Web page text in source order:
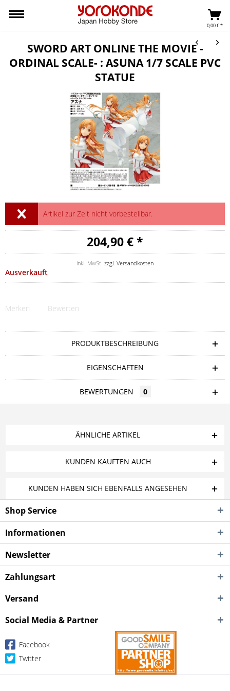
0,00 € *
SWORD ART ONLINE THE MOVIE -
ORDINAL SCALE- : ASUNA 1/7 SCALE PVC
STATUE
Artikel zur Zeit nicht vorbestellbar.
204,90 € *
inkl. MwSt. zzgl. Versandkosten
Ausverkauft
Merken Bewerten
PRODUKTBESCHREIBUNG
EIGENSCHAFTEN
BEWERTUNGEN 0
ÄHNLICHE ARTIKEL
KUNDEN KAUFTEN AUCH
KUNDEN HABEN SICH EBENFALLS ANGESEHEN
Shop Service
Informationen
Newsletter
Zahlungsart
Versand
Social Media & Partner
Facebook
Twitter